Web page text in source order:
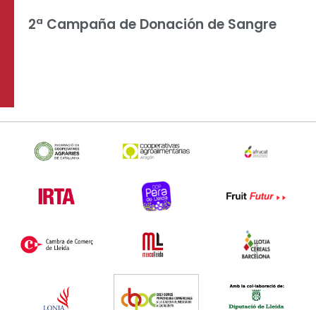
2ª Campaña de Donación de Sangre